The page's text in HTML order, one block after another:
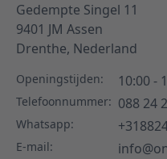
Gedempte Singel 11
9401 JM Assen
Drenthe, Nederland
Openingstijden: 10:00 -
Telefoonnummer: 088 24
Whatsapp:
E-mail: